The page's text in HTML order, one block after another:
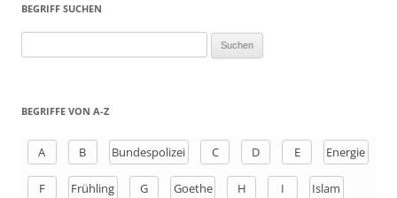
BEGRIFF SUCHEN
h
BEGRIFFE VON A-Z
A B Bundespolizei C D E Energie
F Frühling G Goethe H I Islam